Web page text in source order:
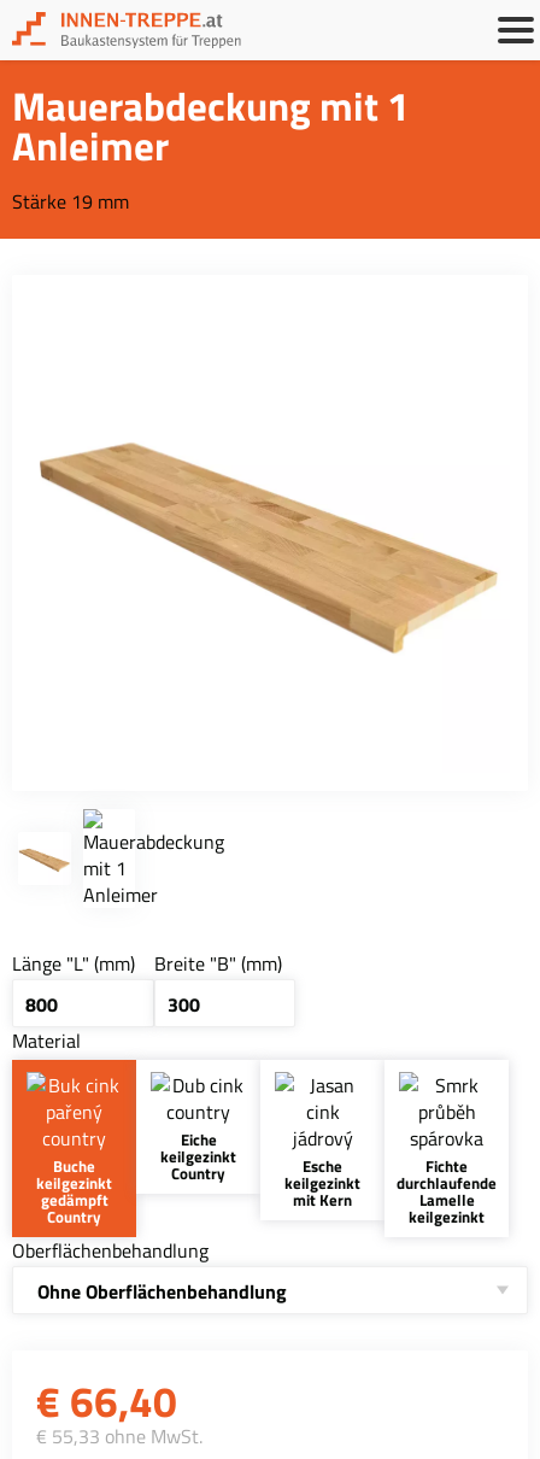
Mauerabdeckung mit 1
Anleimer
Stärke 19 mm
Länge "L" (mm) Breite "B" (mm)
Material
Buche
keilgezinkt
gedämpft
Country
Eiche
keilgezinkt
Country Esche
keilgezinkt
mit Kern
Fichte
durchlaufende
Lamelle
keilgezinkt
Oberflächenbehandlung
Ohne Oberflächenbehandlung
€ 66,40
€ 55,33 ohne MwSt.